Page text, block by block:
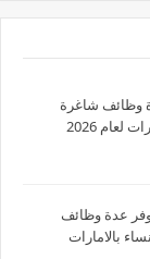
وظائف شاغرة
2026
عدة وظائف
بالامارات